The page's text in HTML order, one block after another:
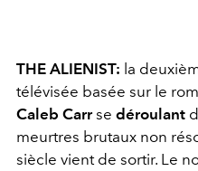
THE ALIENIST: la
télévisée basée sur le
Caleb Carrse déroulant
meurtres brutaux non
siècle vient de sortir. Le